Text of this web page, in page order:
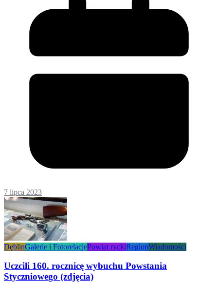
7 lipca 2023
DęblinGalerie i FotorelacjePowiat ryckiRegionWiadomości
Uczcili 160. rocznicę wybuchu Powstania
Styczniowego (zdjęcia)